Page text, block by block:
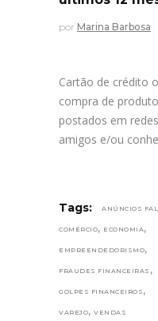
por Marina Barbosa
Cartão de crédito
compra de
postados em
amigos e/ou
Tags: ANÚNCIOS
COMÉRCIO, ECONOMIA ,
EMPREENDEDORISMO,
FRAUDES FINANCEIRAS ,
GOLPES FINANCEIROS ,
VAREJO, VENDAS